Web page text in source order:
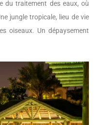
du traitement des eaux, où
jungle tropicale, lieu de vie
oiseaux. Un dépaysement